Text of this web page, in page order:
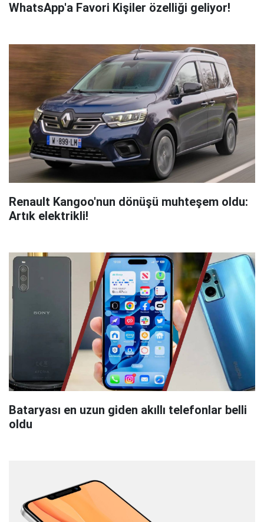
WhatsApp'a Favori Kişiler özelliği geliyor!
Renault Kangoo'nun dönüşü muhteşem oldu:
Artık elektrikli!
Bataryası en uzun giden akıllı telefonlar belli
oldu